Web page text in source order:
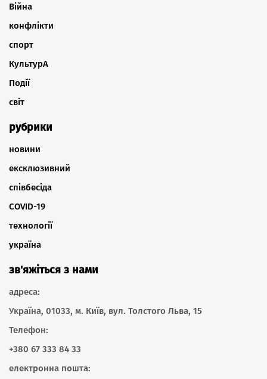
Війна
конфлікти
спорт
КультурА
Події
світ
рубрики
новини
ексклюзивний
співбесіда
COVID-19
технології
україна
зв'яжіться з нами
адреса:
Україна, 01033, м. Київ, вул. Толстого Льва, 15
Телефон:
+380 67 333 84 33
електронна пошта: